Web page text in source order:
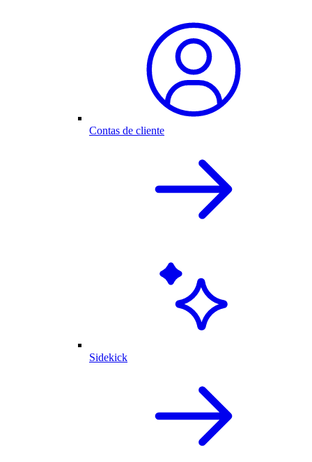
Contas de cliente
Sidekick